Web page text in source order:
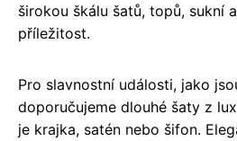
širokou škálu šatů, topů, sukní
příležitost.
Pro slavnostní události, jako
doporučujeme dlouhé šaty z
je krajka, satén nebo šifon.